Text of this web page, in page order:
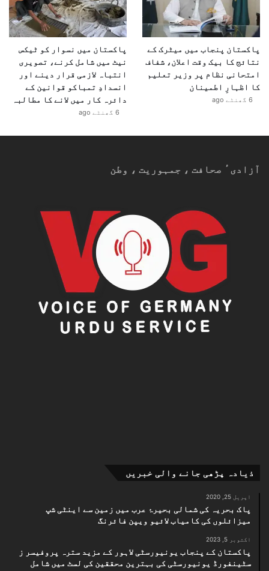
پاکستان پنجاب میں میٹرک کے
نتائج کا بیک وقت اعلان، شفاف
امتحانی نظام پر وزیر تعلیم
کا اظہارِ اطمینان
6 گھنٹے ago
پاکستان میں نسوار کو ٹیکس
نیٹ میں شامل کرنے، تصویری
انتباہ لازمی قرار دینے اور
انسدادِ تمباکو قوانین کے
دائرہ کار میں لانے کا مطالبہ
6 گھنٹے ago
آزادیٴ صحافت ، جمہوریت ، وطن
ذیادہ پڑھی جانے والی خبریں
اپریل 25, 2020
پاک بحریہ کی شمالی بحیرۂ عرب میں زمین سے اینٹی شپ
میزائلوں کی کامیاب لائیو ویپن فائرنگ
اکتوبر 5, 2023
پاکستان کے پنجاب یونیورسٹی لاہور کے مزید سترہ پروفیسر ز
سٹینفورڈ یونیورسٹی کی بہترین محققین کی لسٹ میں شامل